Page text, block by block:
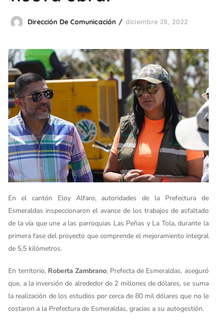
Dirección De Comunicación diciembre 28, 2022
En el cantón Eloy Alfaro, autoridades de la Prefectura de
Esmeraldas inspeccionaron el avance de los trabajos de asfaltado
de la vía que une a las parroquias Las Peñas y La Tola, durante la
primera fase del proyecto que comprende el mejoramiento integral
de 5,5 kilómetros.
En territorio, Roberta Zambrano, Prefecta de Esmeraldas, aseguró
que, a la inversión de alrededor de 2 millones de dólares, se suma
la realización de los estudios por cerca de 80 mil dólares que no le
costaron a la Prefectura de Esmeraldas, gracias a su autogestión.